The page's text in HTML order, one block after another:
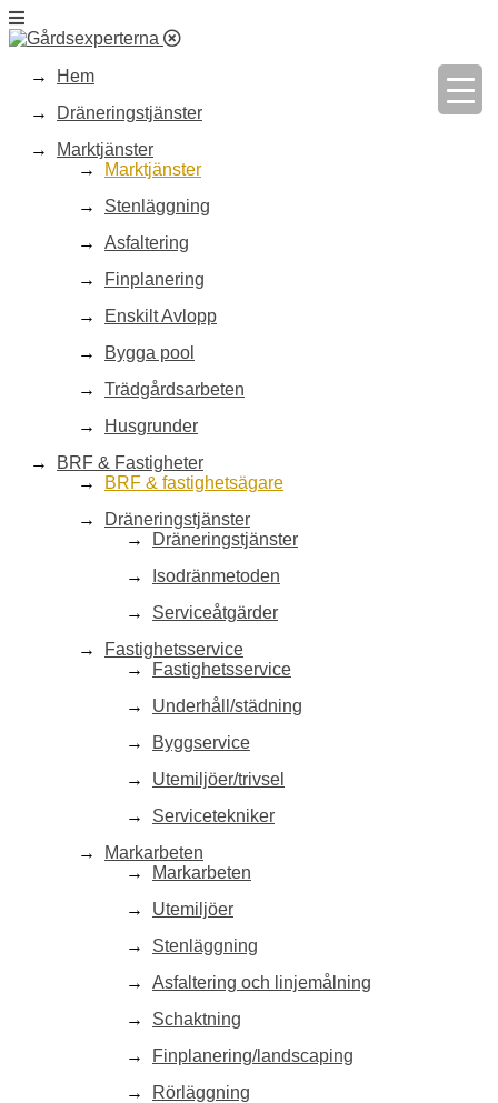
Hem
Dräneringstjänster
Marktjänster
Marktjänster
Stenläggning
Asfaltering
Finplanering
Enskilt Avlopp
Bygga pool
Trädgårdsarbeten
Husgrunder
BRF & Fastigheter
BRF & fastighetsägare
Dräneringstjänster
Dräneringstjänster
Isodränmetoden
Serviceåtgärder
Fastighetsservice
Fastighetsservice
Underhåll/städning
Byggservice
Utemiljöer/trivsel
Servicetekniker
Markarbeten
Markarbeten
Utemiljöer
Stenläggning
Asfaltering och linjemålning
Schaktning
Finplanering/landscaping
Rörläggning